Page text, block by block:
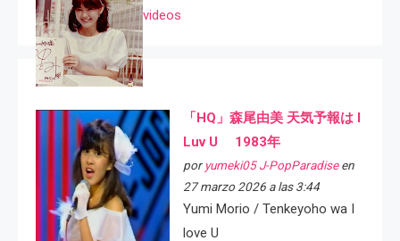
videos
「HQ」森尾由美 天気予報は I
Luv U 1983年
por yumeki05 J-PopParadiseen
27 marzo 2026 a las 3:44
Yumi Morio / Tenkeyoho wa I
love U